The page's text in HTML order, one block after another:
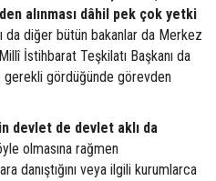
alınması dâhil pek çok yetki
da diğer bütün bakanlar da Merkez
İstihbarat Teşkilatı Başkanı da
gerekli gördüğünde görevden
devlet de devlet aklı da
olmasına rağmen
danıştığını veya ilgili kurumlarca